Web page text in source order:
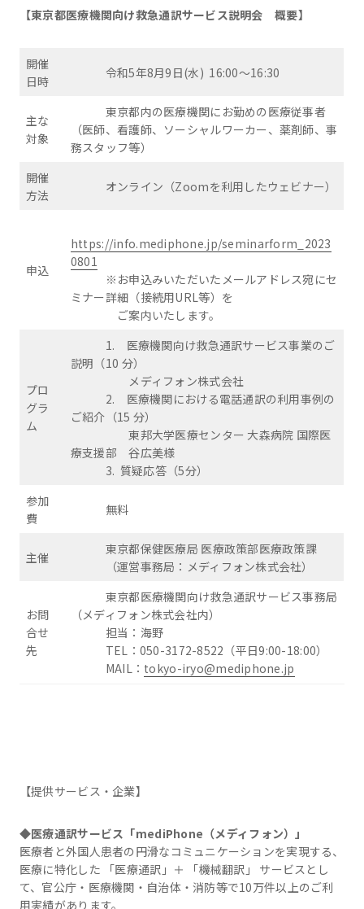
【東京都医療機関向け救急通訳サービス説明会 概要】
開催
日時
令和5年8月9日(水) 16:00～16:30
主な
対象
東京都内の医療機関にお勤めの医療従事者
（医師、看護師、ソーシャルワーカー、薬剤師、事
務スタッフ等）
開催
方法
オンライン（Zoomを利用したウェビナー）
申込
https://info.mediphone.jp/seminarform_2023
0801
※お申込みいただいたメールアドレス宛にセ
ミナー詳細（接続用URL等）を
ご案内いたします。
プロ
グラ
ム
1. 医療機関向け救急通訳サービス事業のご
説明（10 分）
メディフォン株式会社
2. 医療機関における電話通訳の利用事例の
ご紹介（15 分）
東邦大学医療センター 大森病院 国際医
療支援部 谷広美様
3. 質疑応答（5分）
参加
費
無料
主催
東京都保健医療局 医療政策部医療政策課
（運営事務局：メディフォン株式会社）
お問
合せ
先
東京都医療機関向け救急通訳サービス事務局
（メディフォン株式会社内）
担当：海野
TEL：050-3172-8522（平日9:00-18:00）
MAIL： tokyo-iryo@mediphone.jp
【提供サービス・企業】
◆医療通訳サービス「mediPhone（メディフォン）」
医療者と外国人患者の円滑なコミュニケーションを実現する、
医療に特化した 「医療通訳」＋ 「機械翻訳」 サービスとし
て、官公庁・医療機関・自治体・消防等で10万件以上のご利
用実績があります。